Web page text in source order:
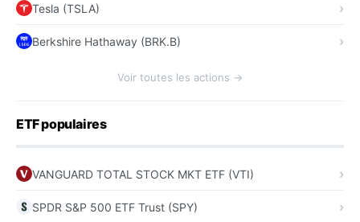
Tesla (TSLA)
Berkshire Hathaway (BRK.B)
Voir toutes les actions →
ETF populaires
VANGUARD TOTAL STOCK MKT ETF (VTI)
SPDR S&P 500 ETF Trust (SPY)